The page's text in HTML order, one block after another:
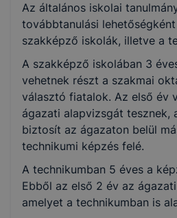
Közlekedés és szállítmányozás
Gazdálkodás és menedzsment
Az általános iskolai
továbbtanulási
szakképző iskolák, illetve a
A szakképző iskolában 3
vehetnek részt a szakmai
választó fiatalok. Az első év
ágazati alapvizsgát tesznek,
biztosít az ágazaton belül
technikumi képzés felé.
A technikumban 5 éves a
Ebből az első 2 év az
amelyet a technikumban is